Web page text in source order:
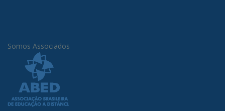
Somos Associados